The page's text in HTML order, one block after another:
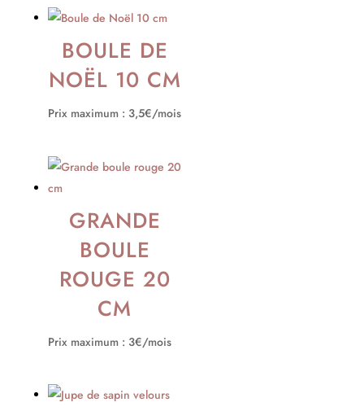
BOULE DE
NOËL 10 CM
Prix maximum : 3,5€/mois
GRANDE
BOULE
ROUGE 20
CM
Prix maximum : 3€/mois